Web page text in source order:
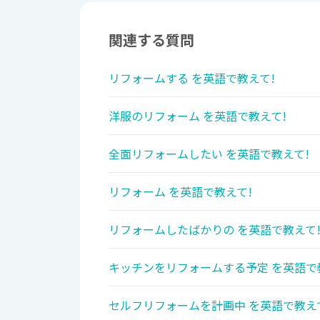
関連する質問
リフォームする を英語で教えて!
洋服のリフォーム を英語で教えて!
全面リフォームしたい を英語で教えて!
リフォーム を英語で教えて!
リフォームしたばかりの を英語で教えて!
キッチンをリフォームする予定 を英語
セルフリフォームを計画中 を英語で教え